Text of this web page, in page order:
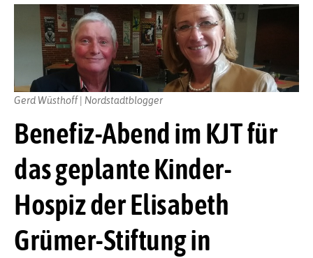
Benefiz-Abend im KJT für
das geplante Kinder-
Hospiz der Elisabeth
Grümer-Stiftung in
Gerd Wüsthoff | Nordstadtblogger